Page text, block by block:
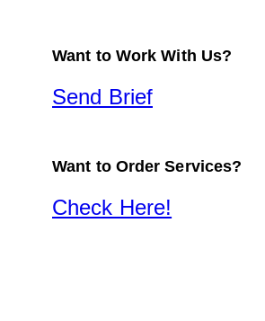
Want to Work With Us?
Send Brief
Want to Order Services?
Check Here!